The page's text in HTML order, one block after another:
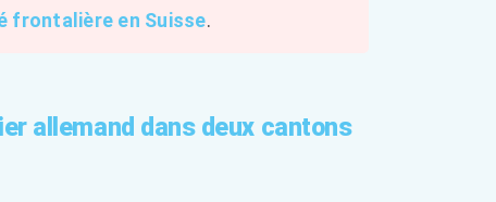
frontalière en Suisse.
allemand dans deux cantons